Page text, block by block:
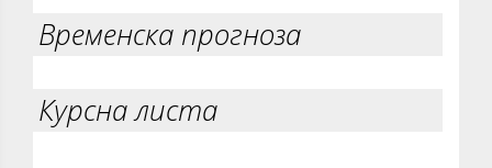
Временска прогноза
Курсна листа